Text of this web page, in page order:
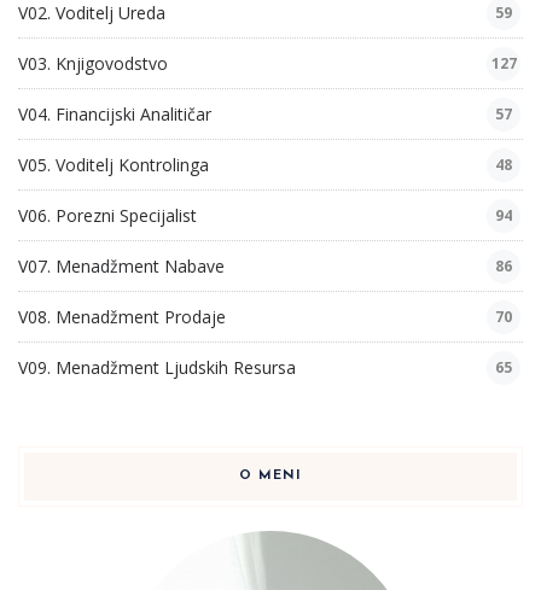
V02. Voditelj Ureda 59
V03. Knjigovodstvo 127
V04. Financijski Analitičar 57
V05. Voditelj Kontrolinga 48
V06. Porezni Specijalist 94
V07. Menadžment Nabave 86
V08. Menadžment Prodaje 70
V09. Menadžment Ljudskih Resursa 65
O MENI